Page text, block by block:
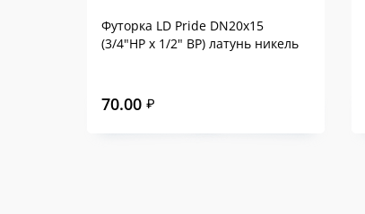
Футорка LD Pride DN20х15
(3/4"НР х 1/2" ВР) латунь никель
70.00 ₽